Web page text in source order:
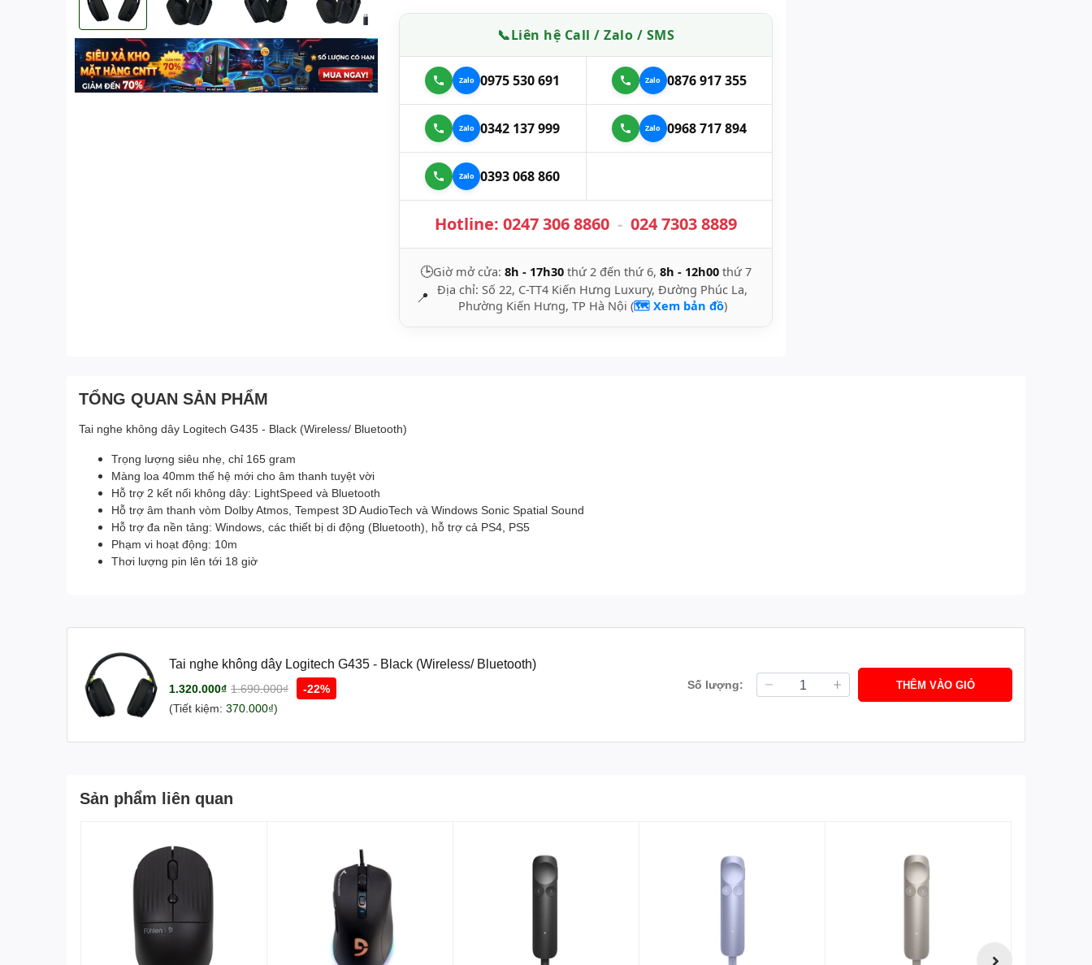
📞Liên hệ Call / Zalo / SMS
0975 530 691 0876 917 355
0342 137 999 0968 717 894
0393 068 860
Hotline:0247 306 8860 - 024 7303 8889
🕒Giờ mở cửa:8h - 17h30 thứ 2 đến thứ 6,8h - 12h00 thứ 7
📍
Địa chỉ: Số 22, C-TT4 Kiến Hưng Luxury, Đường Phúc La,
Phường Kiến Hưng, TP Hà Nội (🗺️ Xem bản đồ)
TỔNG QUAN SẢN PHẨM
Tai nghe không dây Logitech G435 - Black (Wireless/ Bluetooth)
Trọng lượng siêu nhẹ, chỉ 165 gram
Màng loa 40mm thế hệ mới cho âm thanh tuyệt vời
Hỗ trợ 2 kết nối không dây: LightSpeed và Bluetooth
Hỗ trợ âm thanh vòm Dolby Atmos, Tempest 3D AudioTech và Windows Sonic Spatial Sound
Hỗ trợ đa nền tảng: Windows, các thiết bị di động (Bluetooth), hỗ trợ cả PS4, PS5
Phạm vi hoạt động: 10m
Thơi lượng pin lên tới 18 giờ
Tai nghe không dây Logitech G435 - Black (Wireless/ Bluetooth)
1.320.000₫ 1.690.000₫
-22%
(Tiết kiệm: 370.000₫)
Số lượng: THÊM VÀO GIỎ
Sản phẩm liên quan